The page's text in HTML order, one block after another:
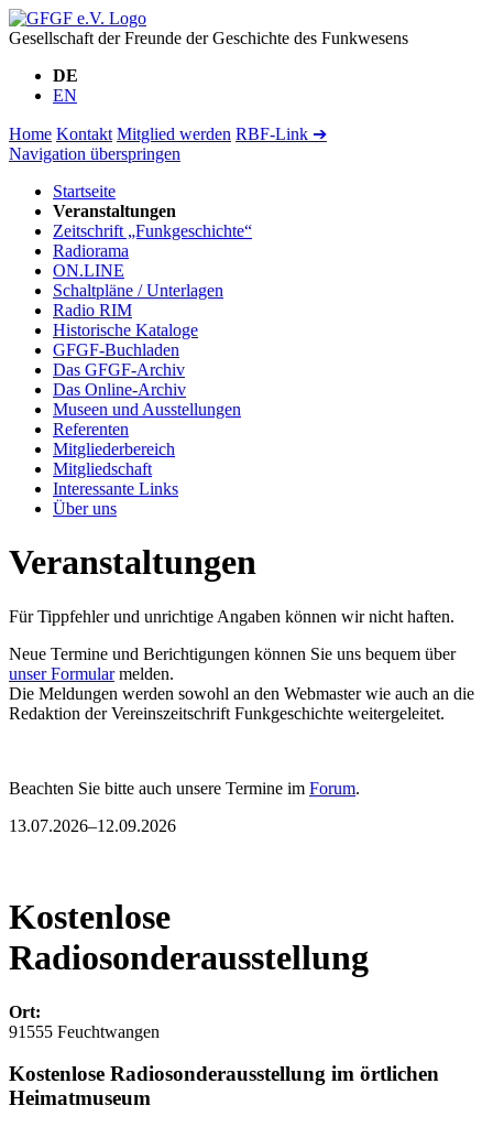
Gesellschaft der Freunde der Geschichte des Funkwesens
DE
EN
Home Kontakt Mitglied werden RBF-Link ➔
Navigation überspringen
Startseite
Veranstaltungen
Zeitschrift „Funkgeschichte“
Radiorama
ON.LINE
Schaltpläne / Unterlagen
Radio RIM
Historische Kataloge
GFGF-Buchladen
Das GFGF-Archiv
Das Online-Archiv
Museen und Ausstellungen
Referenten
Mitgliederbereich
Mitgliedschaft
Interessante Links
Über uns
Veranstaltungen
Für Tippfehler und unrichtige Angaben können wir nicht haften.
Neue Termine und Berichtigungen können Sie uns bequem über
unser Formularmelden.
Die Meldungen werden sowohl an den Webmaster wie auch an die
Redaktion der Vereinszeitschrift Funkgeschichte weitergeleitet.
Beachten Sie bitte auch unsere Termine im Forum.
13.07.2026–12.09.2026
Kostenlose
Radiosonderausstellung
Ort:
91555 Feuchtwangen
Kostenlose Radiosonderausstellung im örtlichen
Heimatmuseum